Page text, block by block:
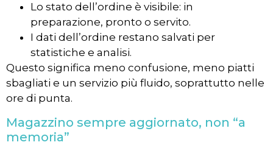
Lo stato dell’ordine è visibile: in
preparazione, pronto o servito.
I dati dell’ordine restano salvati per
statistiche e analisi.
Questo significa meno confusione, meno piatti
sbagliati e un servizio più fluido, soprattutto nelle
ore di punta.
Magazzino sempre aggiornato, non “a
memoria”